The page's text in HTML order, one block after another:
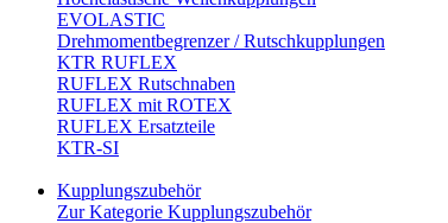
EVOLASTIC
Drehmomentbegrenzer / Rutschkupplungen
KTR RUFLEX
RUFLEX Rutschnaben
RUFLEX mit ROTEX
RUFLEX Ersatzteile
KTR-SI
Kupplungszubehör
Zur Kategorie Kupplungszubehör